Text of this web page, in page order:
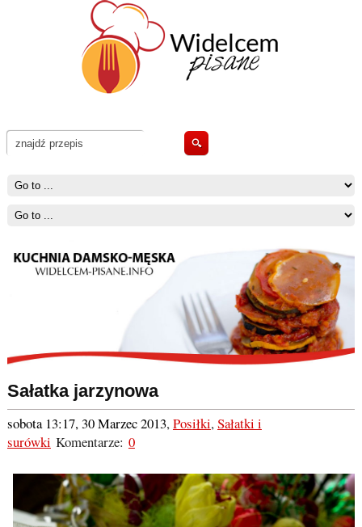
Sałatka jarzynowa
sobota 13:17, 30 Marzec 2013,Posiłki,Sałatki i
surówki Komentarze: 0